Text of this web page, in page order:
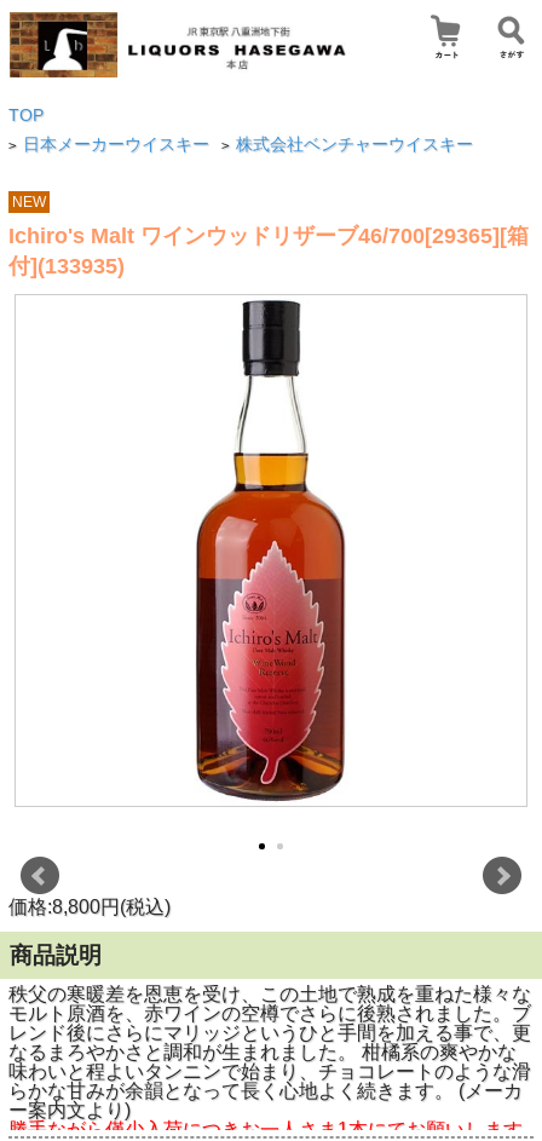
TOP
> 日本メーカーウイスキー > 株式会社ベンチャーウイスキー
NEW
Ichiro's Malt ワインウッドリザーブ46/700[29365][箱
付](133935)
価格:8,800円(税込)
商品説明
秩父の寒暖差を恩恵を受け、この土地で熟成を重ねた様々な
モルト原酒を、赤ワインの空樽でさらに後熟されました。ブ
レンド後にさらにマリッジというひと手間を加える事で、更
なるまろやかさと調和が生まれました。 柑橘系の爽やかな
味わいと程よいタンニンで始まり、チョコレートのような滑
らかな甘みが余韻となって長く心地よく続きます。 (メーカ
ー案内文より)
勝手ながら僅少入荷につきお一人さま1本にてお願いします.